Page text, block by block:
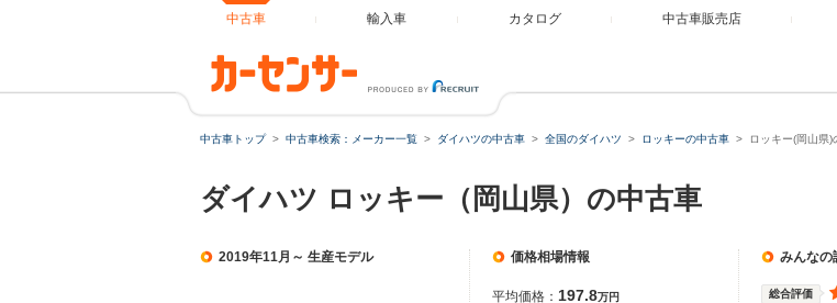
中古車 輸入車 カタログ 中古車販売店
中古車トップ 中古車検索：メーカー一覧 ダイハツの中古車 全国のダイハツ ロッキーの中古車 ロッキー(岡山県)
ダイハツ ロッキー（岡山県）の中古車
2019年11月～ 生産モデル 価格相場情報
平均価格： 197.8万円
みんなの
総合評価